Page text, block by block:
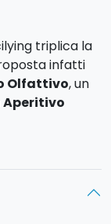
triplica la
infatti
Olfattivo, un
Aperitivo
dove
Ne